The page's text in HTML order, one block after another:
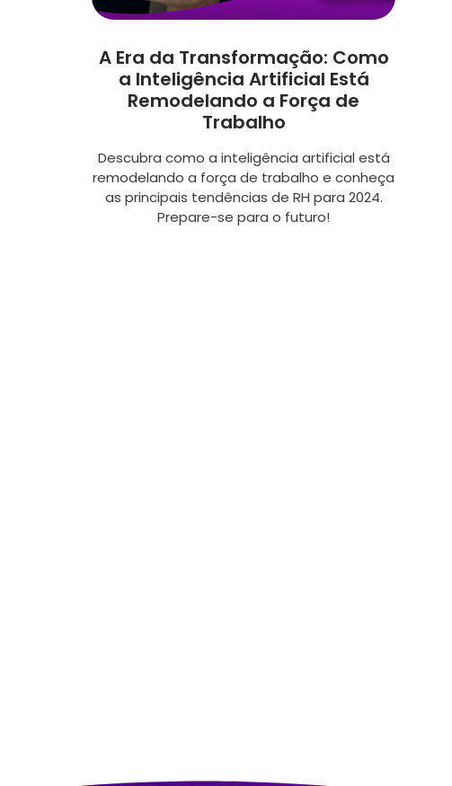
A Era da Transformação: Como
a Inteligência Artificial Está
Remodelando a Força de
Trabalho
Descubra como a inteligência artificial está
remodelando a força de trabalho e conheça
as principais tendências de RH para 2024.
Prepare-se para o futuro!